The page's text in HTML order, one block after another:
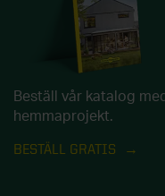
Beställ vår katalog
hemmaprojekt.
BESTÄLL GRATIS